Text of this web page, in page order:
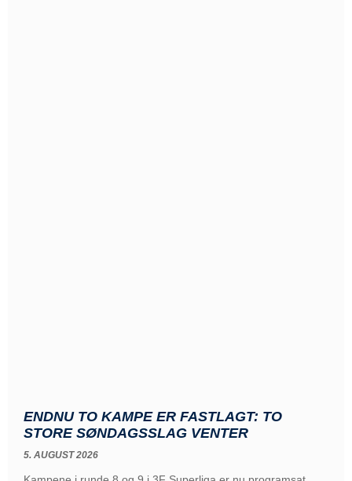
ENDNU TO KAMPE ER FASTLAGT: TO
STORE SØNDAGSSLAG VENTER
5. AUGUST 2026